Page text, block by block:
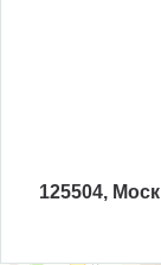
125504,